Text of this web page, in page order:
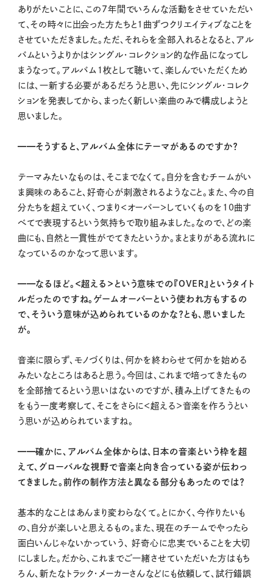
ありがたいことに、この7年間でいろんな活動をさせていただい
て、その時々に出会った方たちと1曲ずつクリエイティブなことを
させていただきました。ただ、それらを全部入れるとなると、アル
バムというよりかはシングル・コレクション的な作品になってし
まうなって。アルバム１枚として聴いて、楽しんでいただくため
には、一新する必要があるだろうと思い、先にシングル・コレク
ションを発表してから、まったく新しい楽曲のみで構成しようと
思いました。
━━そうすると、アルバム全体にテーマがあるのですか？
テーマみたいなものは、そこまでなくて。自分を含むチームがい
ま興味のあること、好奇心が刺激されるようなこと。また、今の自
分たちを超えていく、つまり＜オーバー＞していくものを10曲す
べてで表現するという気持ちで取り組みました。なので、どの楽
曲にも、自然と一貫性がでてきたというか。まとまりがある流れに
なっているのかなって思います。
━━なるほど。＜超える＞という意味での『OVER』というタイト
ルだったのですね。ゲームオーバーという使われ方もするの
で、そういう意味が込められているのかな？とも、思いました
が。
音楽に限らず、モノづくりは、何かを終わらせて何かを始める
みたいなところはあると思う。今回は、これまで培ってきたもの
を全部捨てるという思いはないのですが、積み上げてきたもの
をもう一度考察して、そこをさらに＜超える＞音楽を作ろうとい
う思いが込められていますね。
━━確かに、アルバム全体からは、日本の音楽という枠を超
えて、グローバルな視野で音楽と向き合っている姿が伝わっ
てきました。前作の制作方法と異なる部分もあったのでは？
基本的なことはあんまり変わらなくて。とにかく、今作りたいも
の、自分が楽しいと思えるもの。また、現在のチームでやったら
面白いんじゃないかっていう、 好奇心に忠実でいることを大切
にしました。だから、これまでご一緒させていただいた方はもち
ろん、新たなトラック・メーカーさんなどにも依頼して、試行錯誤